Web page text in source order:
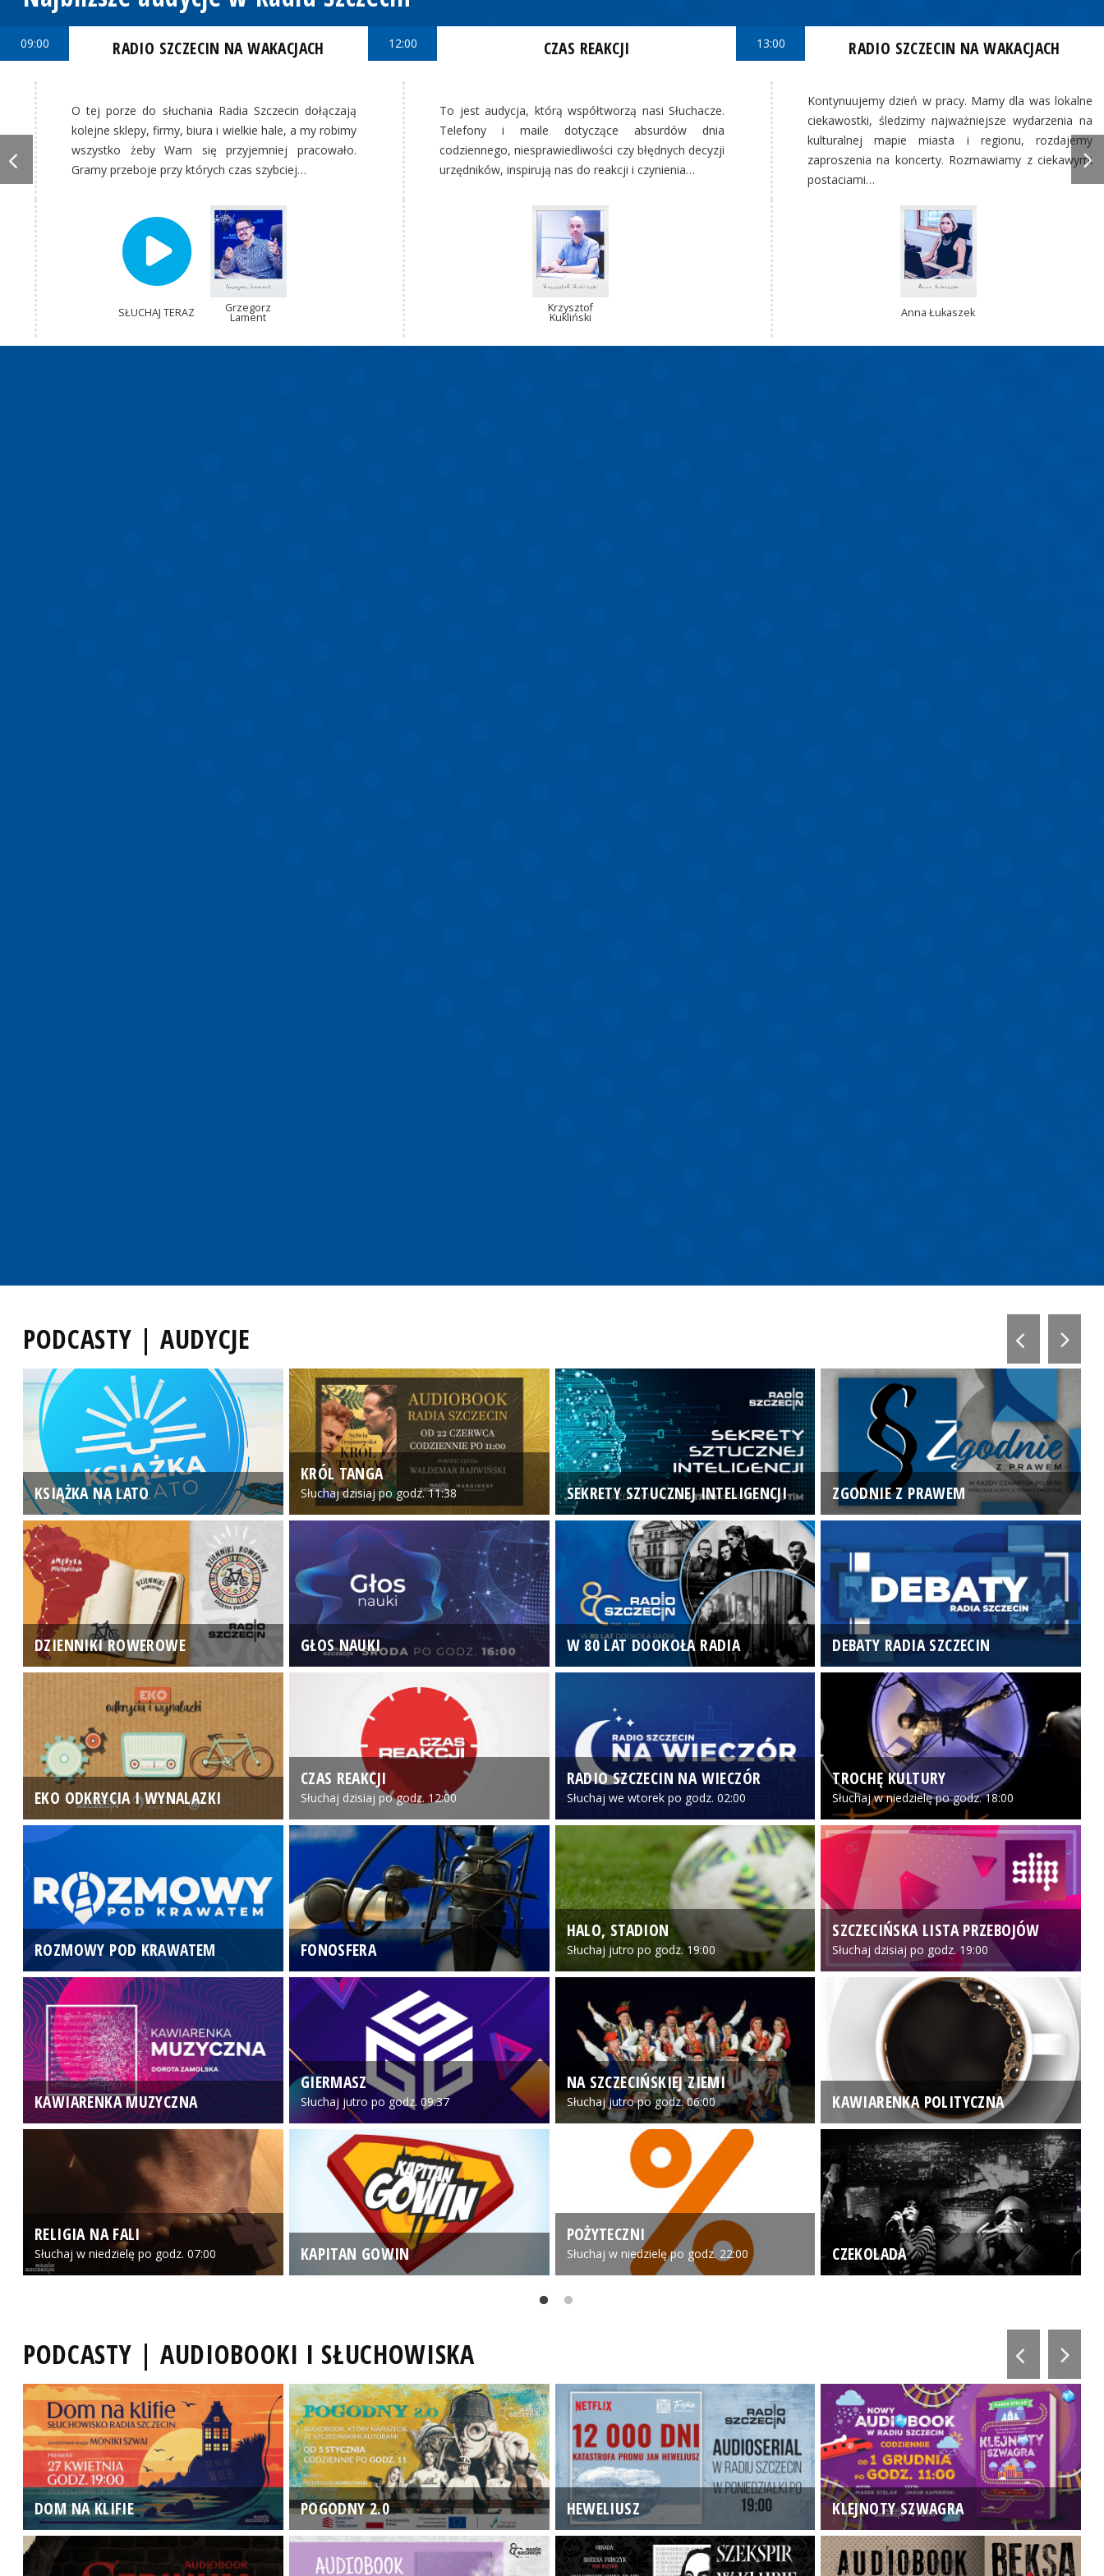
09:00 RADIO SZCZECIN NA WAKACJACH
O tej porze do słuchania Radia Szczecin dołączają
kolejne sklepy, firmy, biura i wielkie hale, a my robimy
wszystko żeby Wam się przyjemniej pracowało.
Gramy przeboje przy których czas szybciej…
SŁUCHAJ TERAZ Grzegorz
Lament
12:00 CZAS REAKCJI
To jest audycja, którą współtworzą nasi Słuchacze.
Telefony i maile dotyczące absurdów dnia
codziennego, niesprawiedliwości czy błędnych decyzji
urzędników, inspirują nas do reakcji i czynienia…
Krzysztof
Kukliński
13:00 RADIO SZCZECIN NA WAKACJACH
Kontynuujemy dzień w pracy. Mamy dla was lokalne
ciekawostki, śledzimy najważniejsze wydarzenia na
kulturalnej mapie miasta i regionu, rozdajemy
zaproszenia na koncerty. Rozmawiamy z ciekawymi
postaciami…
Anna Łukaszek
PODCASTY | AUDYCJE
KSIĄŻKA NA LATO
KRÓL TANGA
Słuchaj dzisiaj po godz. 11:38 SEKRETY SZTUCZNEJ INTELIGENCJI ZGODNIE Z PRAWEM
DZIENNIKI ROWEROWE GŁOS NAUKI W 80 LAT DOOKOŁA RADIA DEBATY RADIA SZCZECIN
EKO ODKRYCIA I WYNALAZKI
CZAS REAKCJI
Słuchaj dzisiaj po godz. 12:00
RADIO SZCZECIN NA WIECZÓR
Słuchaj we wtorek po godz. 02:00
TROCHĘ KULTURY
Słuchaj w niedzielę po godz. 18:00
ROZMOWY POD KRAWATEM FONOSFERA
HALO, STADION
Słuchaj jutro po godz. 19:00
SZCZECIŃSKA LISTA PRZEBOJÓW
Słuchaj dzisiaj po godz. 19:00
KAWIARENKA MUZYCZNA
GIERMASZ
Słuchaj jutro po godz. 09:37
NA SZCZECIŃSKIEJ ZIEMI
Słuchaj jutro po godz. 06:00 KAWIARENKA POLITYCZNA
RELIGIA NA FALI
Słuchaj w niedzielę po godz. 07:00 KAPITAN GOWIN
POŻYTECZNI
Słuchaj w niedzielę po godz. 22:00 CZEKOLADA
PODCASTY | AUDIOBOOKI I SŁUCHOWISKA
DOM NA KLIFIE POGODNY 2.0 HEWELIUSZ KLEJNOTY SZWAGRA